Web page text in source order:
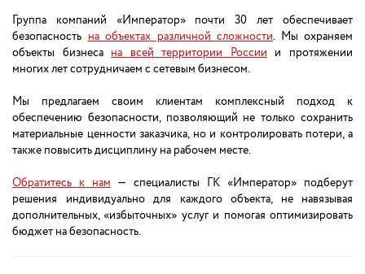
Группа компаний «Император» почти 30 лет обеспечивает
безопасность на объектах различной сложности. Мы охраняем
объекты бизнеса на всей территории России и протяжении
многих лет сотрудничаем с сетевым бизнесом.
Мы предлагаем своим клиентам комплексный подход к
обеспечению безопасности, позволяющий не только сохранить
материальные ценности заказчика, но и контролировать потери, а
также повысить дисциплину на рабочем месте.
Обратитесь к нам — специалисты ГК «Император» подберут
решения индивидуально для каждого объекта, не навязывая
дополнительных, «избыточных» услуг и помогая оптимизировать
бюджет на безопасность.